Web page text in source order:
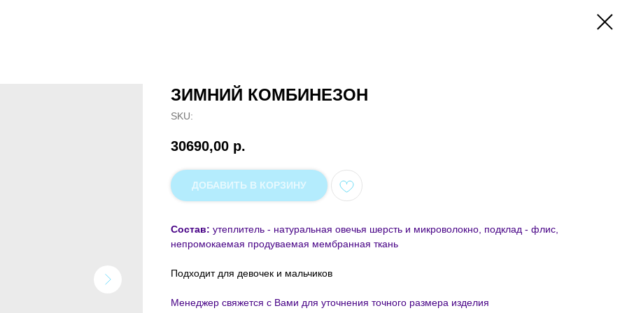
ЗИМНИЙ КОМБИНЕЗОН
SKU:
30690,00 р.
ДОБАВИТЬ В КОРЗИНУ
Состав: утеплитель - натуральная овечья шерсть и микроволокно, подклад - флис,
непромокаемая продуваемая мембранная ткань
Подходит для девочек и мальчиков
Менеджер свяжется с Вами для уточнения точного размера изделия